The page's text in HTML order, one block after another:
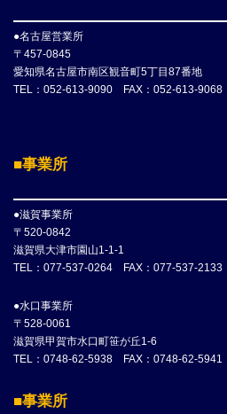
●名古屋営業所
〒457-0845
愛知県名古屋市南区観音町5丁目87番地
TEL：052-613-9090 FAX：052-613-9068
■事業所
●滋賀事業所
〒520-0842
滋賀県大津市園山1-1-1
TEL：077-537-0264 FAX：077-537-2133
●水口事業所
〒528-0061
滋賀県甲賀市水口町笹が丘1-6
TEL：0748-62-5938 FAX：0748-62-5941
■事業所